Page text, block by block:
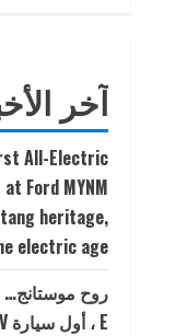
آخر
All-Electric
Ford MYNM
heritage,
electric age.